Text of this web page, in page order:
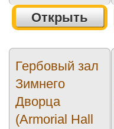
Открыть
Гербовый зал
Зимнего
Дворца
(Armorial Hall